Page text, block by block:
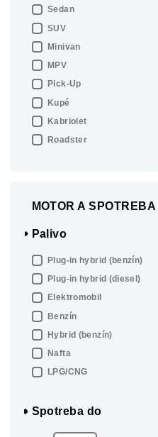
Sedan
SUV
Minivan
MPV
Pick-Up
Kupé
Kabriolet
Roadster
MOTOR A SPOTREBA
Palivo
Plug-in hybrid (benzín)
Plug-in hybrid (diesel)
Elektromobil
Benzín
Hybrid (benzín)
Nafta
LPG/CNG
Spotreba do